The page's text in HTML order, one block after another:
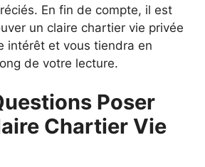
En fin de compte, il est
un claire chartier vie privée
intérêt et vous tiendra en
de votre lecture.
Poser
Chartier Vie